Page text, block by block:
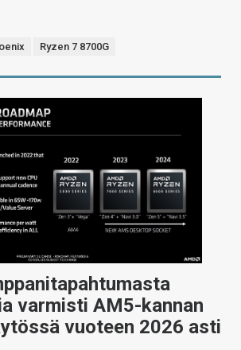
Ryzen 7 8700G
varmisti AM5-kannan
vuoteen 2026 asti